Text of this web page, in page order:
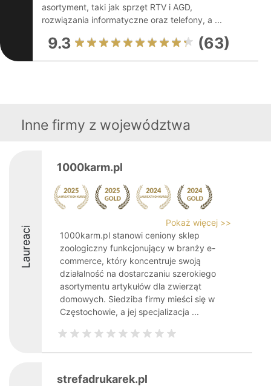
asortyment, taki jak sprzęt RTV i AGD,
rozwiązania informatyczne oraz telefony, a ...
9.3 (63)
Inne firmy z województwa
Laureaci
1000karm.pl
Pokaż więcej >>
1000karm.pl stanowi ceniony sklep
zoologiczny funkcjonujący w branży e-
commerce, który koncentruje swoją
działalność na dostarczaniu szerokiego
asortymentu artykułów dla zwierząt
domowych. Siedziba firmy mieści się w
Częstochowie, a jej specjalizacja ...
strefadrukarek.pl